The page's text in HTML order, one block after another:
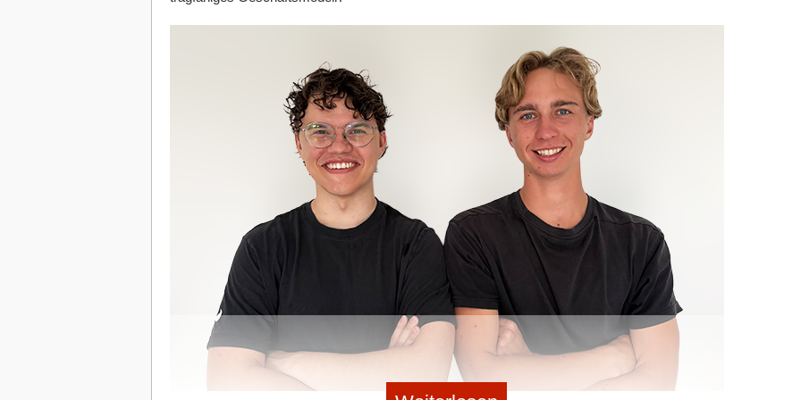
Die Investor*innenlandschaft hat sich diversifiziert. Während spezialisierte VCs wie Amboy
Street Ventures den Weg ebneten, investieren heute Generalisten wie Cherry Ventures oder HV
Capital offen unter dem Label „Digital Health“. Den wichtigsten Treibstoff liefern jedoch
Business Angels: Prominente Köpfe wie Verena Pausder und Lea-Sophie Cramer fungieren
nicht nur als Kapitalgeber*innen, sondern als PR-Schutzschilde, die dem Thema
gesellschaftliche Legitimation verleihen.